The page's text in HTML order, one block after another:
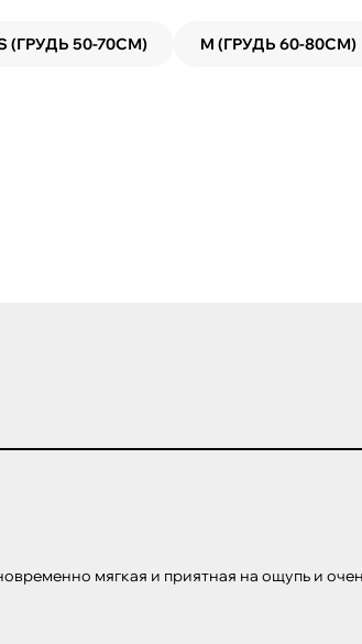
(ГРУДЬ 50-70СМ) M (ГРУДЬ 60-80СМ)
мягкая и приятная на ощупь и